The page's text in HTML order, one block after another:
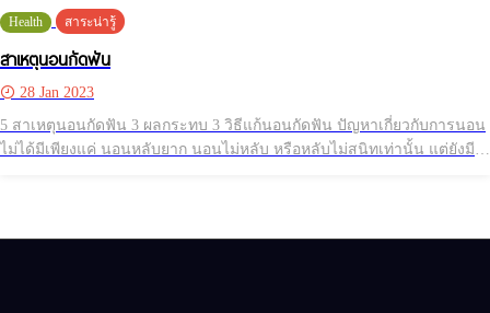
Health สาระน่ารู้
สาเหตุนอนกัดฟัน
28 Jan 2023
5 สาเหตุนอนกัดฟัน 3 ผลกระทบ 3 วิธีแก้นอนกัดฟัน ปัญหาเกี่ยวกับการนอน
ไม่ได้มีเพียงแค่​ นอนหลับยาก​ นอนไม่หลับ​ หรือหลับไม่สนิทเท่านั้น​ แต่ยังมี